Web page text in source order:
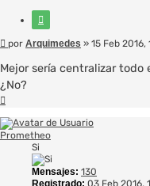
Mensaje
por Arquimedes » 15 Feb 2016,
Mejor sería centralizar todo
¿No?
Prometheo
Si
Mensajes: 130
Registrado: 03 Feb 2016,